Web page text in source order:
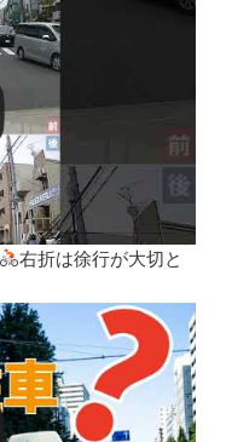
右折は徐行が大切と